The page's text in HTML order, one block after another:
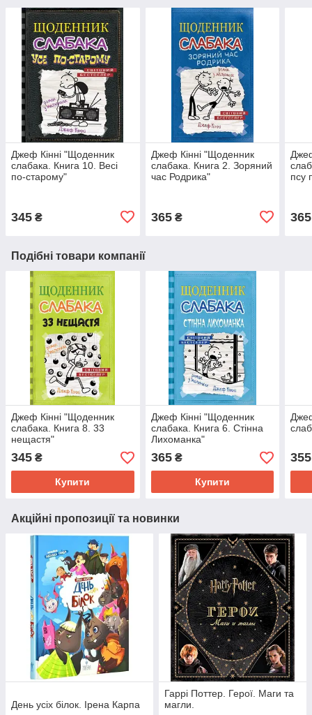
Джеф Кінні "Щоденник
слабака. Книга 10. Весі
по-старому"
345 ₴
Джеф Кінні "Щоденник
слабака. Книга 2. Зоряний
час Родрика"
365₴
псу
365
Подібні товари компанії
Джеф Кінні "Щоденник
слабака. Книга 8. 33
нещастя"
345 ₴
Купити
Джеф Кінні "Щоденник
слабака. Книга 6. Стінна
Лихоманка"
365₴
Купити
355
Акційні пропозиції та новинки
День усіх білок. Ірена Карпа
Гаррі Поттер. Герої. Маги та
магли.